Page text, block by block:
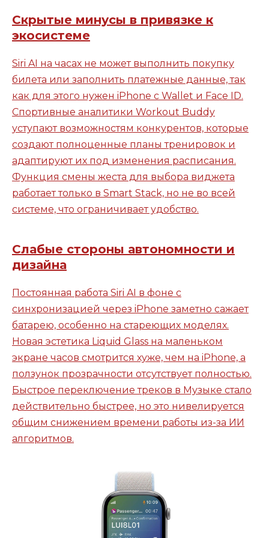
Скрытые минусы в привязке к
экосистеме
Siri AI на часах не может выполнить покупку
билета или заполнить платежные данные, так
как для этого нужен iPhone с Wallet и Face ID.
Спортивные аналитики Workout Buddy
уступают возможностям конкурентов, которые
создают полноценные планы тренировок и
адаптируют их под изменения расписания.
Функция смены жеста для выбора виджета
работает только в Smart Stack, но не во всей
системе, что ограничивает удобство.
Слабые стороны автономности и
дизайна
Постоянная работа Siri AI в фоне с
синхронизацией через iPhone заметно сажает
батарею, особенно на стареющих моделях.
Новая эстетика Liquid Glass на маленьком
экране часов смотрится хуже, чем на iPhone, а
ползунок прозрачности отсутствует полностью.
Быстрое переключение треков в Музыке стало
действительно быстрее, но это нивелируется
общим снижением времени работы из-за ИИ
алгоритмов.